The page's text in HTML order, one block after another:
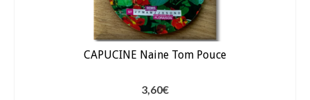
CAPUCINE Naine Tom Pouce
3,60€